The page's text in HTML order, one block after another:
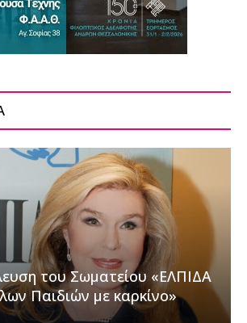
του Σωματείου «ΕΛΠΙΔΑ
Παιδιών με καρκίνο»